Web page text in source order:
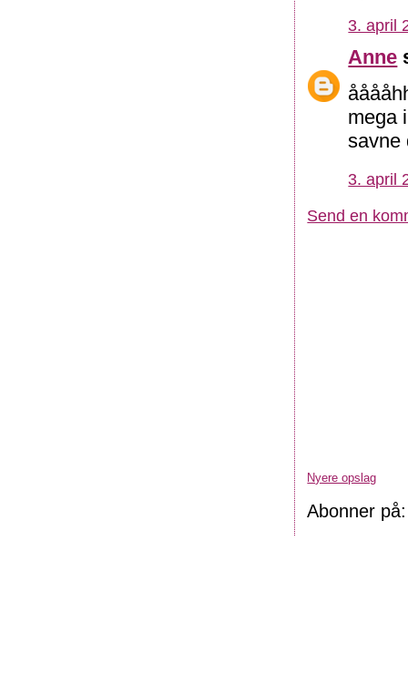
3. april
Anne
mega
savne
3. april
Send en
Nyere opslag
Abonner